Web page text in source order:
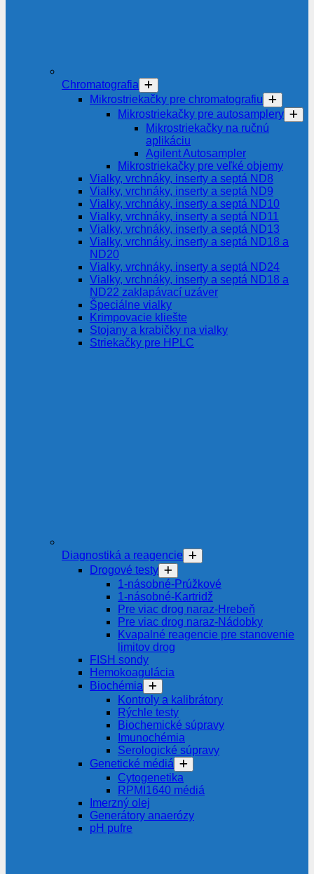
Chromatografia
Mikrostriekačky pre chromatografiu
Mikrostriekačky pre autosamplery
Mikrostriekačky na ručnú
aplikáciu
Agilent Autosampler
Mikrostriekačky pre veľké objemy
Vialky, vrchnáky, inserty a septá ND8
Vialky, vrchnáky, inserty a septá ND9
Vialky, vrchnáky, inserty a septá ND10
Vialky, vrchnáky, inserty a septá ND11
Vialky, vrchnáky, inserty a septá ND13
Vialky, vrchnáky, inserty a septá ND18 a
ND20
Vialky, vrchnáky, inserty a septá ND24
Vialky, vrchnáky, inserty a septá ND18 a
ND22 zaklapávací uzáver
Špeciálne vialky
Krimpovacie kliešte
Stojany a krabičky na vialky
Striekačky pre HPLC
Diagnostiká a reagencie
Drogové testy
1-násobné-Prúžkové
1-násobné-Kartridž
Pre viac drog naraz-Hrebeň
Pre viac drog naraz-Nádobky
Kvapalné reagencie pre stanovenie
limitov drog
FISH sondy
Hemokoagulácia
Biochémia
Kontroly a kalibrátory
Rýchle testy
Biochemické súpravy
Imunochémia
Serologické súpravy
Genetické médiá
Cytogenetika
RPMI1640 médiá
Imerzný olej
Generátory anaerózy
pH pufre